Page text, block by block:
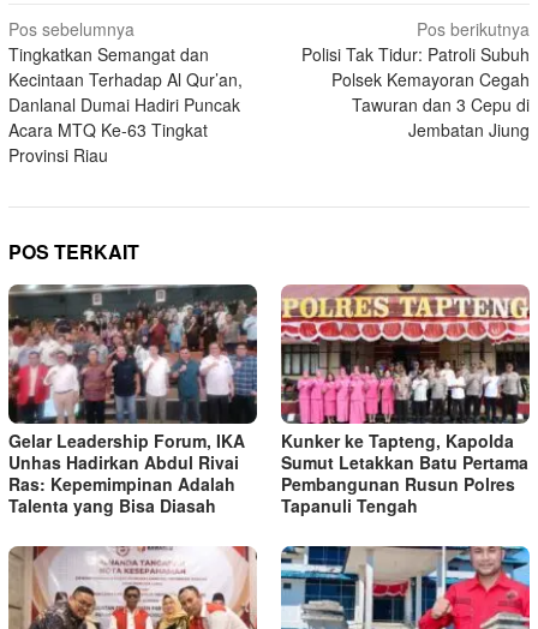
Navigasi
pos
Pos sebelumnya
Tingkatkan Semangat dan
Kecintaan Terhadap Al Qur’an,
Danlanal Dumai Hadiri Puncak
Acara MTQ Ke-63 Tingkat
Provinsi Riau
Pos berikutnya
Polisi Tak Tidur: Patroli Subuh
Polsek Kemayoran Cegah
Tawuran dan 3 Cepu di
Jembatan Jiung
POS TERKAIT
Gelar Leadership Forum, IKA
Unhas Hadirkan Abdul Rivai
Ras: Kepemimpinan Adalah
Talenta yang Bisa Diasah
Kunker ke Tapteng, Kapolda
Sumut Letakkan Batu Pertama
Pembangunan Rusun Polres
Tapanuli Tengah